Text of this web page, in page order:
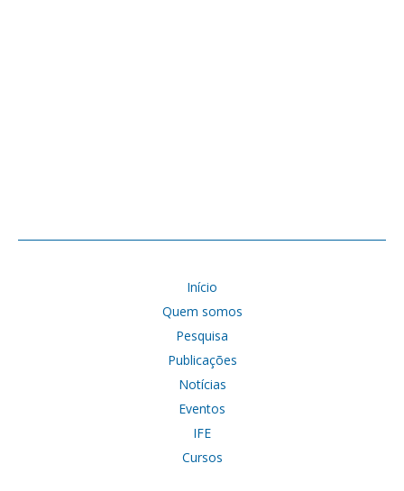
Início
Quem somos
Pesquisa
Publicações
Notícias
Eventos
IFE
Cursos